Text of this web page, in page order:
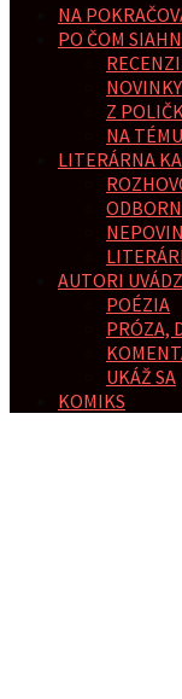
NA
PO ČOM
NOVINKY
Z
NA TÉMU
LITERÁRNA
AUTORI
POÉZIA
PRÓZA,
UKÁŽ SA
KOMIKS